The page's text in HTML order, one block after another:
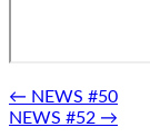
Post
navigation
← NEWS #50
NEWS #52 →